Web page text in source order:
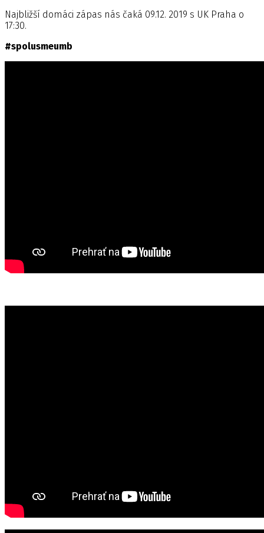
Najbližší domáci zápas nás čaká 09.12. 2019 s UK Praha o
17:30.
#spolusmeumb